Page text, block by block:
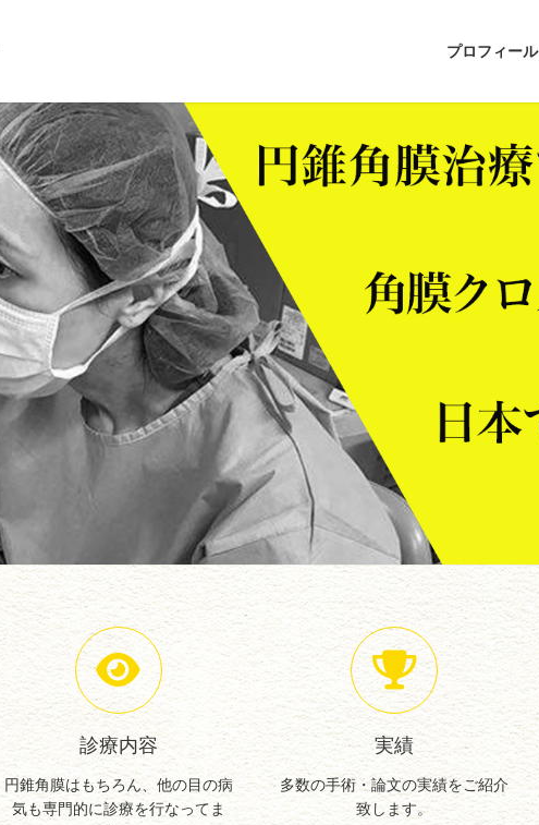
プロフィール
診療内容
円錐角膜はもちろん、他の目の病
気も専門的に診療を行なってま
実績
多数の手術・論文の実績をご紹介
致します。